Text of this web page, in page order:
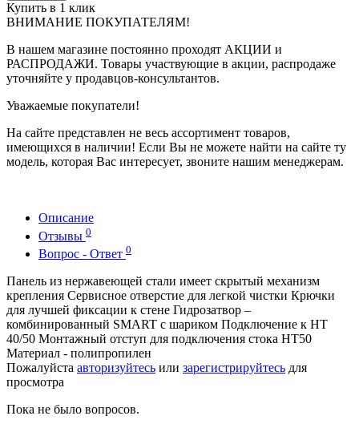
Купить в 1 клик
ВНИМАНИЕ ПОКУПАТЕЛЯМ!
В нашем магазине постоянно проходят АКЦИИ и
РАСПРОДАЖИ. Товары участвующие в акции, распродаже
уточняйте у продавцов-консультантов.
Уважаемые покупатели!
На сайте представлен не весь ассортимент товаров,
имеющихся в наличии! Если Вы не можете найти на сайте ту
модель, которая Вас интересует, звоните нашим менеджерам.
Описание
Отзывы 0
Вопрос - Ответ 0
Панель из нержавеющей стали имеет скрытый механизм
крепления Сервисное отверстие для легкой чистки Крючки
для лучшей фиксации к стене Гидрозатвор –
комбинированный SMART с шариком Подключение к HT
40/50 Монтажный отступ для подключения стока HT50
Материал - полипропилен
Пожалуйста авторизуйтесь или зарегистрируйтесь для
просмотра
Пока не было вопросов.